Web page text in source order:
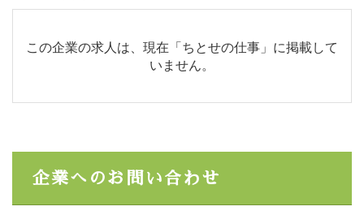
この企業の求人は、現在「ちとせの仕事」に掲載して
いません。
企業へのお問い合わせ